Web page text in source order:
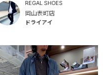
REGAL SHOES
岡山表町店
ドライアイ